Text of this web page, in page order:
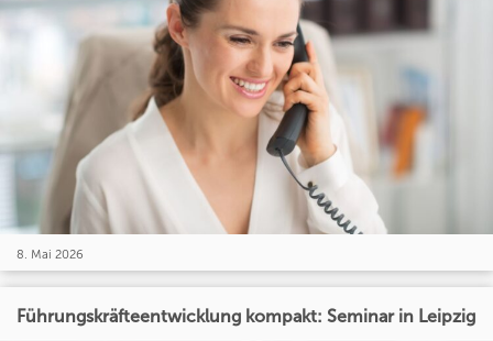
8. Mai 2026
Führungskräfteentwicklung kompakt: Seminar in Leipzig